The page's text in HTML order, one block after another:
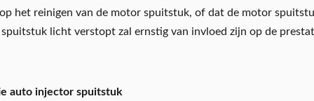
het reinigen van de motor spuitstuk, of dat de motor
licht verstopt zal ernstig van invloed zijn op de
auto injector spuitstuk